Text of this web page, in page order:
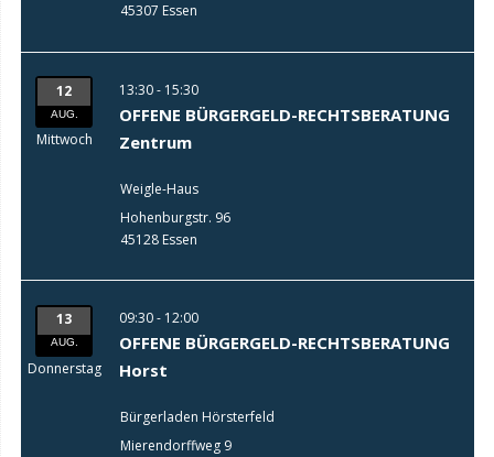
45307 Essen
12
AUG.
Mittwoch
13:30 - 15:30
OFFENE BÜRGERGELD-RECHTSBERATUNG
Zentrum
Weigle-Haus
Hohenburgstr. 96
45128 Essen
13
AUG.
Donnerstag
09:30 - 12:00
OFFENE BÜRGERGELD-RECHTSBERATUNG
Horst
Bürgerladen Hörsterfeld
Mierendorffweg 9